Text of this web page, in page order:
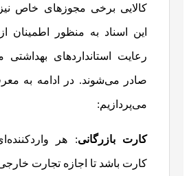
کالایی برخی مجوزهای خاص
این اسناد به منظور اطمینان
رعایت استانداردهای بهداشتی
صادر می‌شوند. در ادامه به
می‌پردازیم:
کارت بازرگانی: هر
کارت باشد تا اجازه تجارت